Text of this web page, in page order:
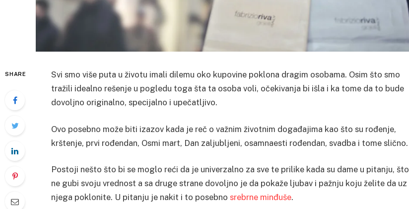
SHARE
Svi smo više puta u životu imali dilemu oko kupovine poklona dragim osobama. Osim što smo
tražili idealno rešenje u pogledu toga šta ta osoba voli, očekivanja bi išla i ka tome da to bude
dovoljno originalno, specijalno i upečatljivo.
Ovo posebno može biti izazov kada je reč o važnim životnim događajima kao što su rođenje,
krštenje, prvi rođendan, Osmi mart, Dan zaljubljeni, osamnaesti rođendan, svadba i tome slično.
Postoji nešto što bi se moglo reći da je univerzalno za sve te prilike kada su dame u pitanju, što
ne gubi svoju vrednost a sa druge strane dovoljno je da pokaže ljubav i pažnju koju želite da uz
njega poklonite. U pitanju je nakit i to posebno srebrne minđuše.